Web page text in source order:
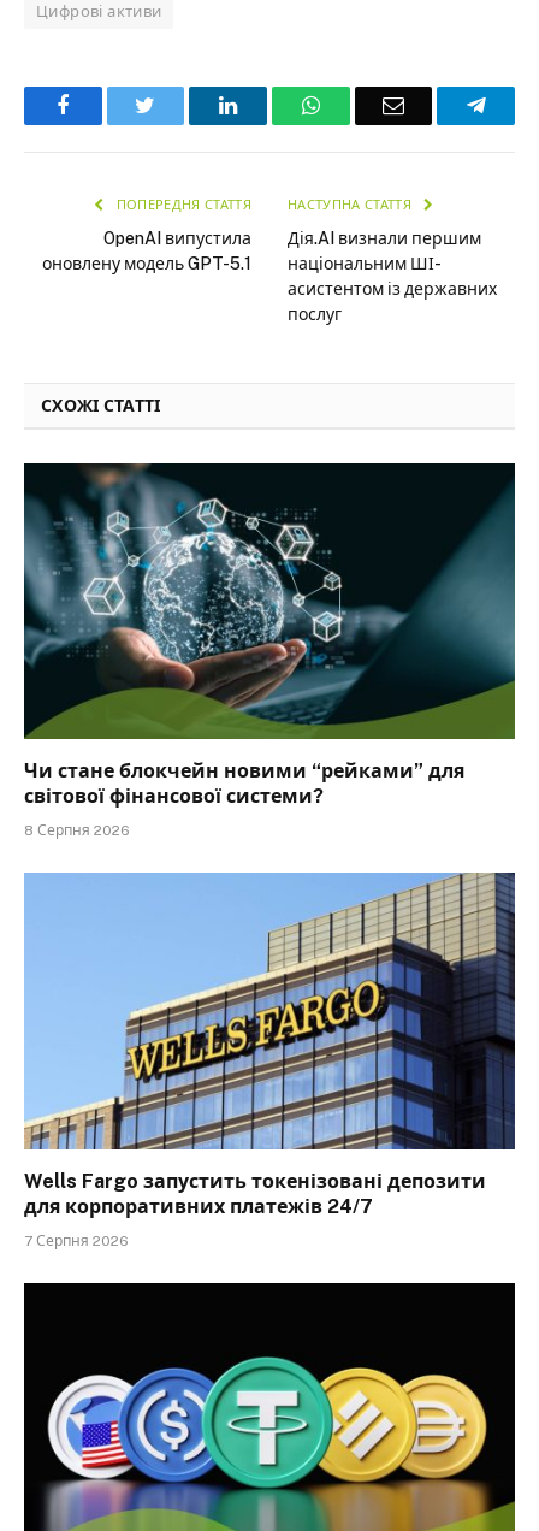
Цифрові активи
Facebook LinkedInWhatsAppEmail
ПОПЕРЕДНЯ СТАТТЯ
OpenAI випустила
оновлену модель GPT-5.1
НАСТУПНА СТАТТЯ
Дія.AI визнали першим
національним ШІ-
асистентом із державних
послуг
СХОЖІ СТАТТІ
Чи стане блокчейн новими “рейками” для
світової фінансової системи?
8 Серпня 2026
Wells Fargo запустить токенізовані депозити
для корпоративних платежів 24/7
7 Серпня 2026